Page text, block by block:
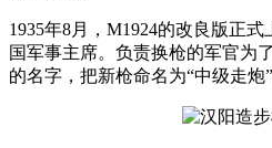
1935年8月，M1924的改良版正
国军事主席。负责换枪的军官为
的名字，把新枪命名为“中级走炮”